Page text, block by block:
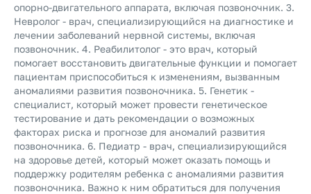
опорно-двигательного аппарата, включая позвоночник. 3.
Невролог - врач, специализирующийся на диагностике и
лечении заболеваний нервной системы, включая
позвоночник. 4. Реабилитолог - это врач, который
помогает восстановить двигательные функции и помогает
пациентам приспособиться к изменениям, вызванным
аномалиями развития позвоночника. 5. Генетик -
специалист, который может провести генетическое
тестирование и дать рекомендации о возможных
факторах риска и прогнозе для аномалий развития
позвоночника. 6. Педиатр - врач, специализирующийся
на здоровье детей, который может оказать помощь и
поддержку родителям ребенка с аномалиями развития
позвоночника. Важно к ним обратиться для получения